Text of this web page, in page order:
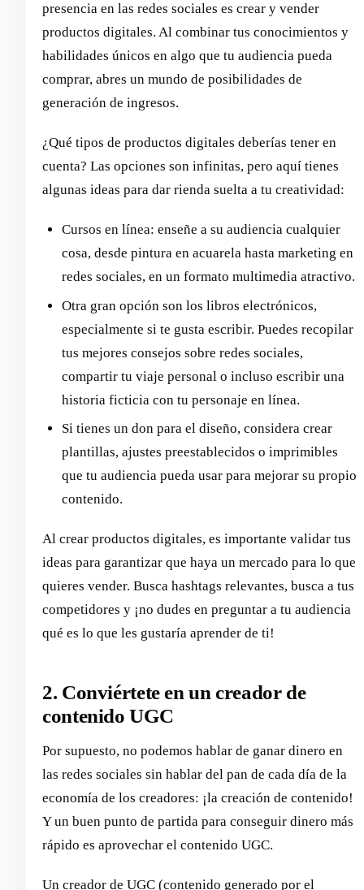
presencia en las redes sociales es crear y vender
productos digitales. Al combinar tus conocimientos y
habilidades únicos en algo que tu audiencia pueda
comprar, abres un mundo de posibilidades de
generación de ingresos.
¿Qué tipos de productos digitales deberías tener en
cuenta? Las opciones son infinitas, pero aquí tienes
algunas ideas para dar rienda suelta a tu creatividad:
Cursos en línea: enseñe a su audiencia cualquier
cosa, desde pintura en acuarela hasta marketing en
redes sociales, en un formato multimedia atractivo.
Otra gran opción son los libros electrónicos,
especialmente si te gusta escribir. Puedes recopilar
tus mejores consejos sobre redes sociales,
compartir tu viaje personal o incluso escribir una
historia ficticia con tu personaje en línea.
Si tienes un don para el diseño, considera crear
plantillas, ajustes preestablecidos o imprimibles
que tu audiencia pueda usar para mejorar su propio
contenido.
Al crear productos digitales, es importante validar tus
ideas para garantizar que haya un mercado para lo que
quieres vender. Busca hashtags relevantes, busca a tus
competidores y ¡no dudes en preguntar a tu audiencia
qué es lo que les gustaría aprender de ti!
2. Conviértete en un creador de
contenido UGC
Por supuesto, no podemos hablar de ganar dinero en
las redes sociales sin hablar del pan de cada día de la
economía de los creadores: ¡la creación de contenido!
Y un buen punto de partida para conseguir dinero más
rápido es aprovechar el contenido UGC.
Un creador de UGC (contenido generado por el